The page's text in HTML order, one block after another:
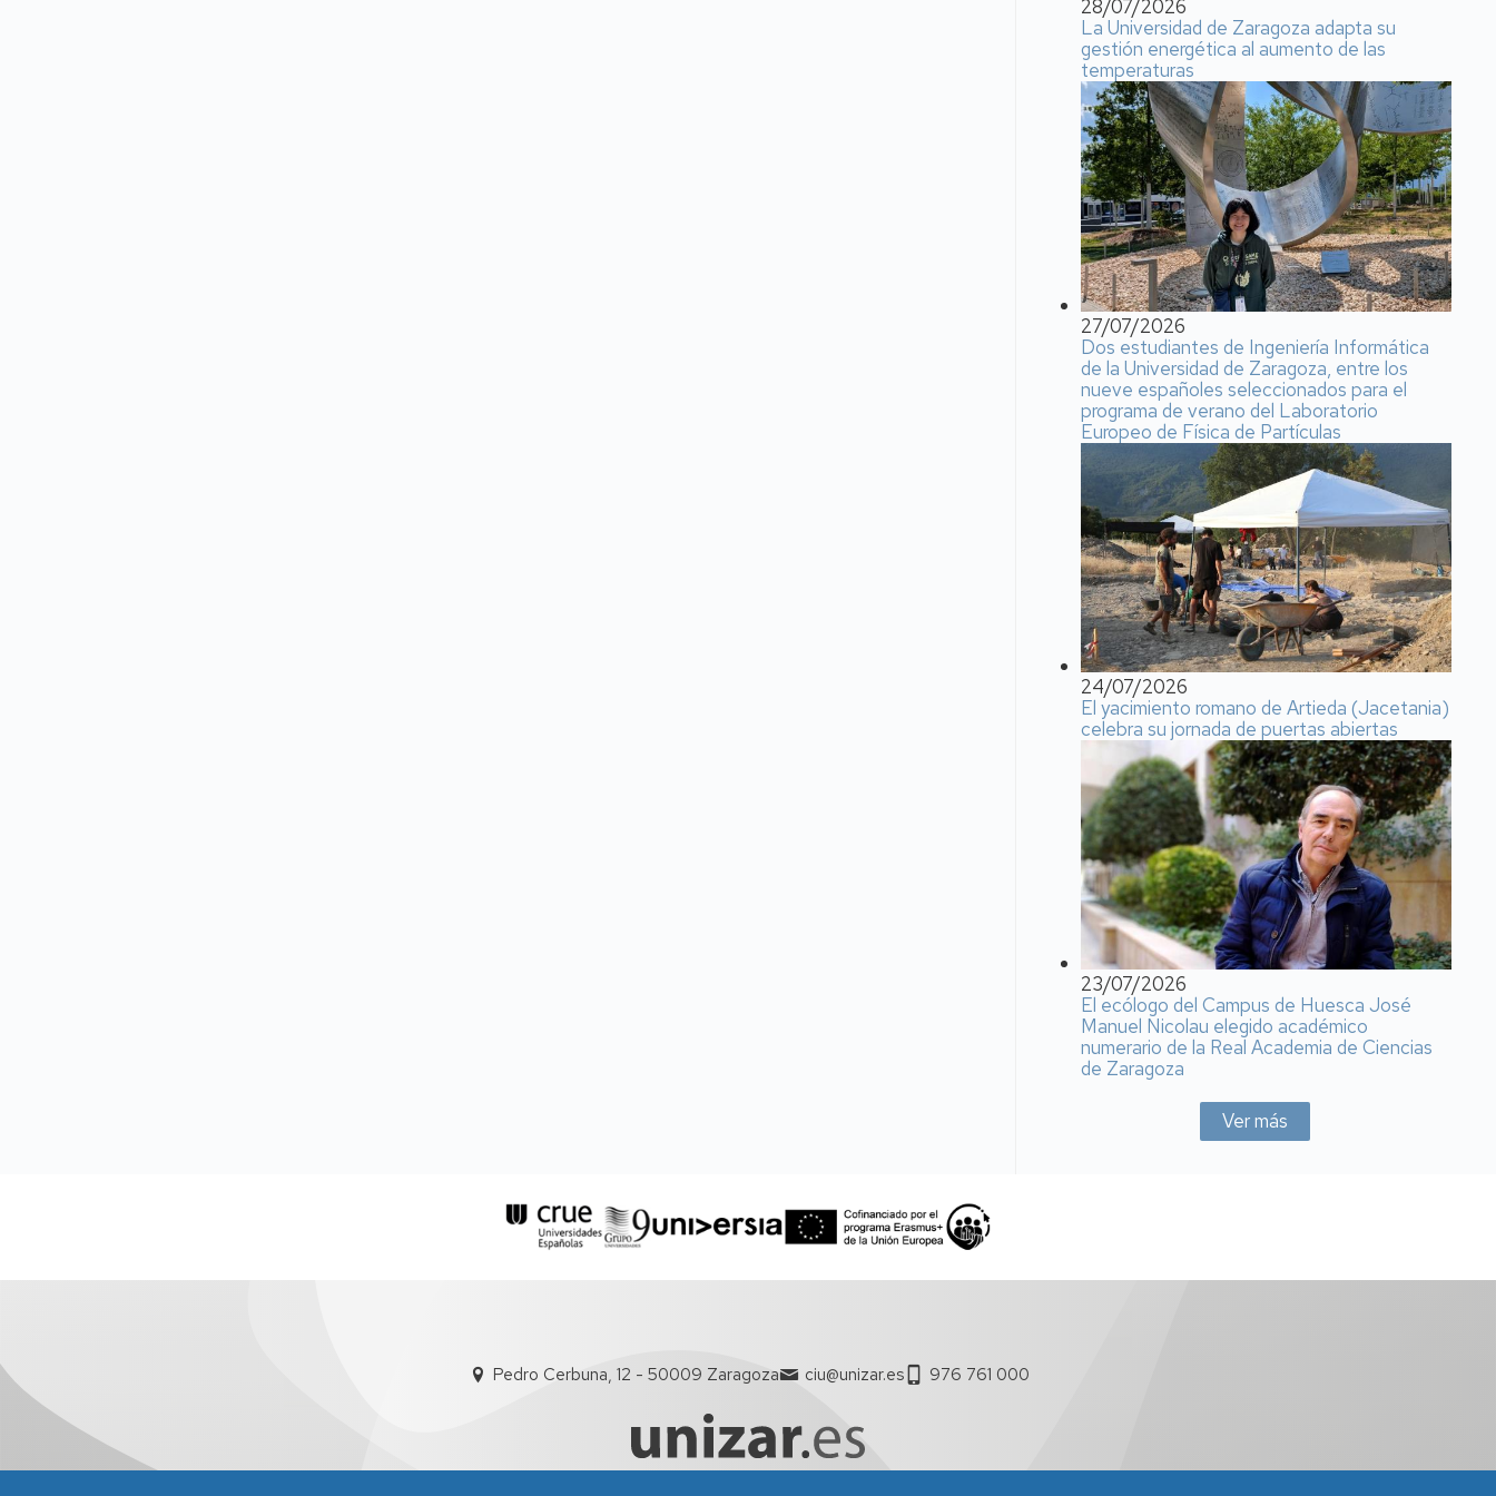
28/07/2026
La Universidad de Zaragoza adapta su
gestión energética al aumento de las
temperaturas
27/07/2026
Dos estudiantes de Ingeniería Informática
de la Universidad de Zaragoza, entre los
nueve españoles seleccionados para el
programa de verano del Laboratorio
Europeo de Física de Partículas
24/07/2026
El yacimiento romano de Artieda (Jacetania)
celebra su jornada de puertas abiertas
23/07/2026
El ecólogo del Campus de Huesca José
Manuel Nicolau elegido académico
numerario de la Real Academia de Ciencias
de Zaragoza
Ver más
Pedro Cerbuna, 12 - 50009 Zaragoza ciu@unizar.es 976 761 000